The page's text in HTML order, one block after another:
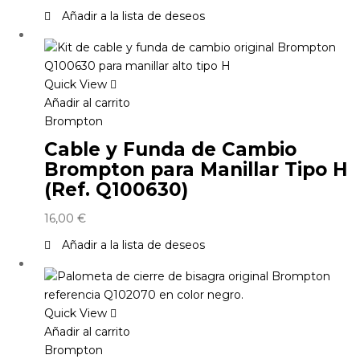
Añadir a la lista de deseos
Quick View
Añadir al carrito
Brompton
Cable y Funda de Cambio
Brompton para Manillar Tipo H
(Ref. Q100630)
16,00 €
Añadir a la lista de deseos
Quick View
Añadir al carrito
Brompton